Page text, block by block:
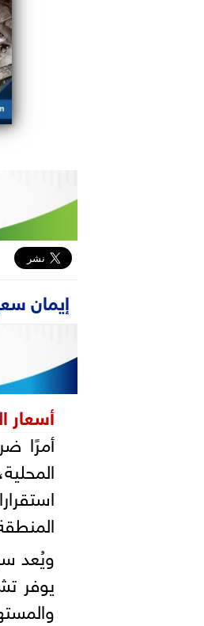
إيمان
أسعار
أمرًا
ويُعد
يوفر